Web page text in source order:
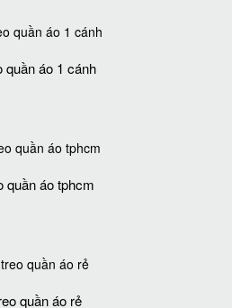
quần áo 1 cánh
quần áo tphcm
quần áo rẻ